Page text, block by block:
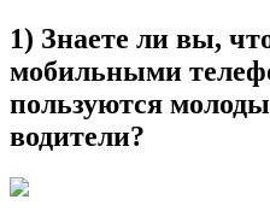
1) Знаете ли вы,
мобильными
пользуются
водители?